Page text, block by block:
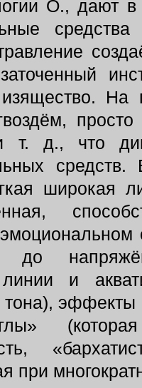
О., дают
средства
На
т. д., что
широкая
до
линии и
тона), эффекты
при